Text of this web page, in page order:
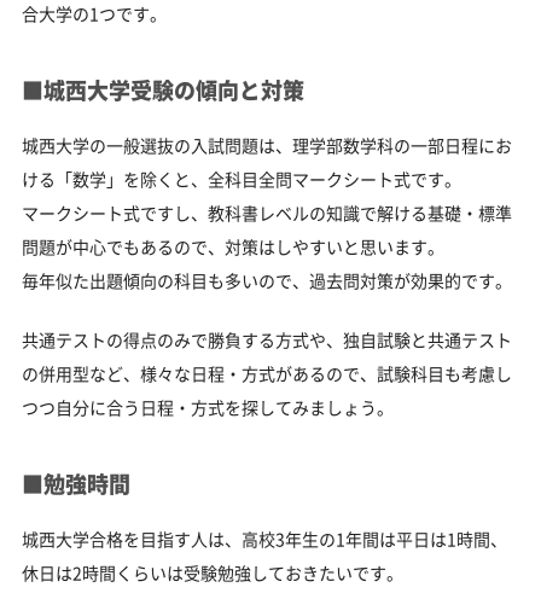
合大学の1つです。
■城西大学受験の傾向と対策
城西大学の一般選抜の入試問題は、理学部数学科の一部日程にお
ける「数学」を除くと、全科目全問マークシート式です。
マークシート式ですし、教科書レベルの知識で解ける基礎・標準
問題が中心でもあるので、対策はしやすいと思います。
毎年似た出題傾向の科目も多いので、過去問対策が効果的です。
共通テストの得点のみで勝負する方式や、独自試験と共通テスト
の併用型など、様々な日程・方式があるので、試験科目も考慮し
つつ自分に合う日程・方式を探してみましょう。
■勉強時間
城西大学合格を目指す人は、高校3年生の1年間は平日は1時間、
休日は2時間くらいは受験勉強しておきたいです。